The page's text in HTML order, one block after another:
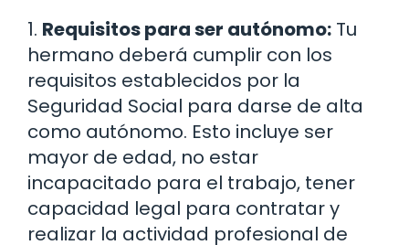
1. Requisitos para ser autónomo: Tu
hermano deberá cumplir con los
requisitos establecidos por la
Seguridad Social para darse de alta
como autónomo. Esto incluye ser
mayor de edad, no estar
incapacitado para el trabajo, tener
capacidad legal para contratar y
realizar la actividad profesional de